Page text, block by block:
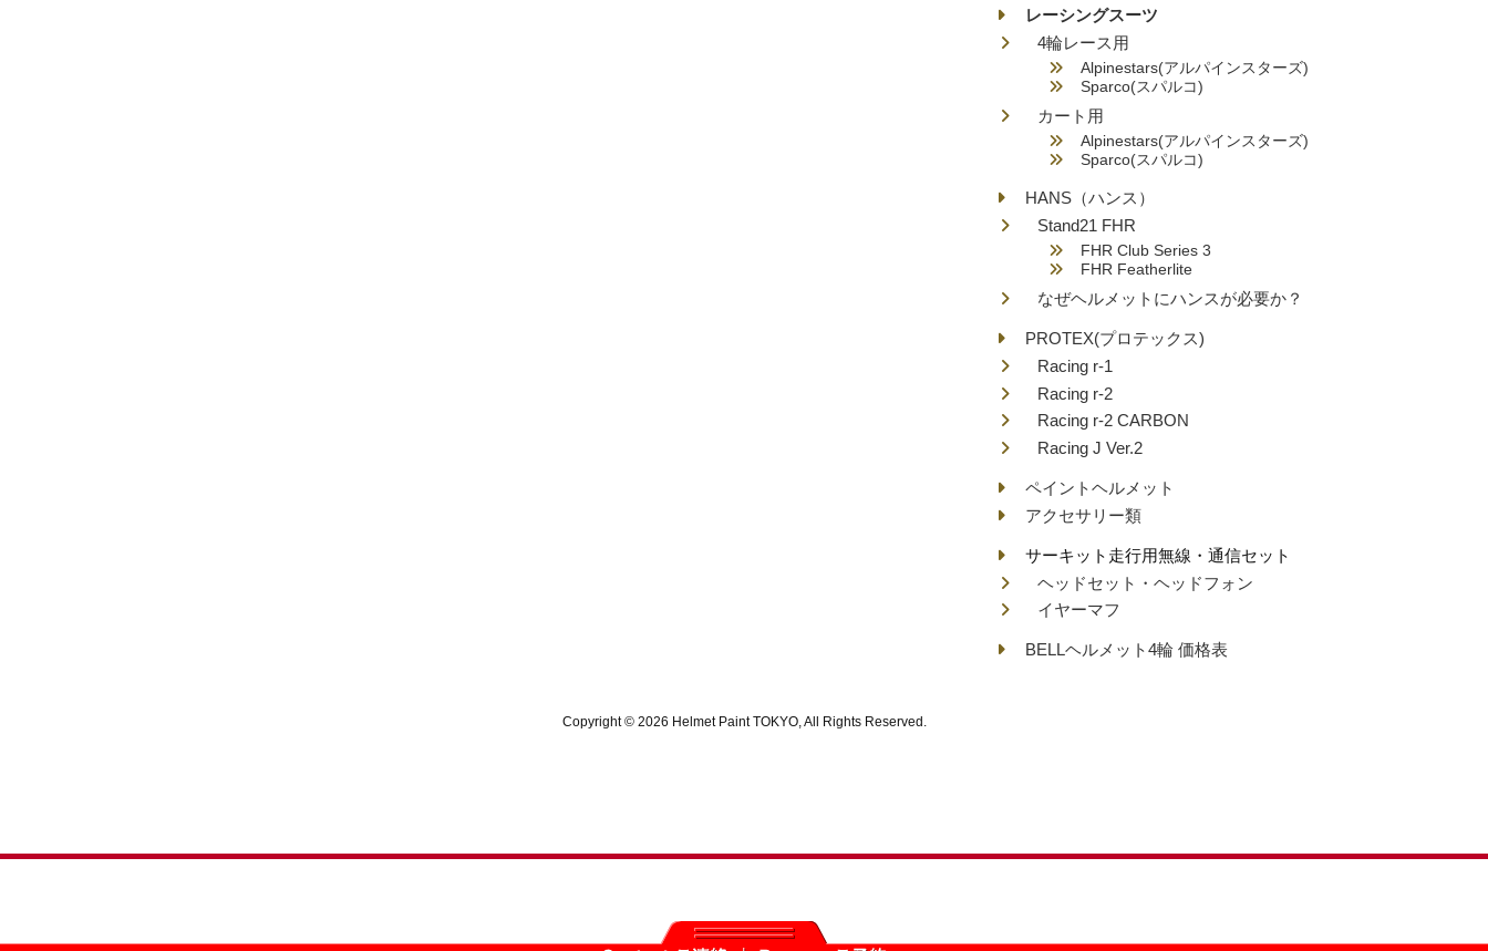
レーシングスーツ
4輪レース用
Alpinestars(アルパインスターズ)
Sparco(スパルコ)
カート用
Alpinestars(アルパインスターズ)
Sparco(スパルコ)
HANS（ハンス）
Stand21 FHR
FHR Club Series 3
FHR Featherlite
なぜヘルメットにハンスが必要か？
PROTEX(プロテックス)
Racing r-1
Racing r-2
Racing r-2 CARBON
Racing J Ver.2
ペイントヘルメット
アクセサリー類
サーキット走行用無線・通信セット
ヘッドセット・ヘッドフォン
イヤーマフ
BELLヘルメット4輪 価格表
Copyright © 2026 Helmet Paint TOKYO, All Rights Reserved.